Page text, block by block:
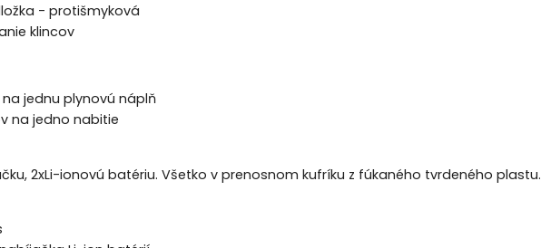
- protišmyková
klincov
na jednu plynovú náplň
na jedno nabitie
2xLi-ionovú batériu. Všetko v prenosnom kufríku z fúkaného tvrdeného plastu.